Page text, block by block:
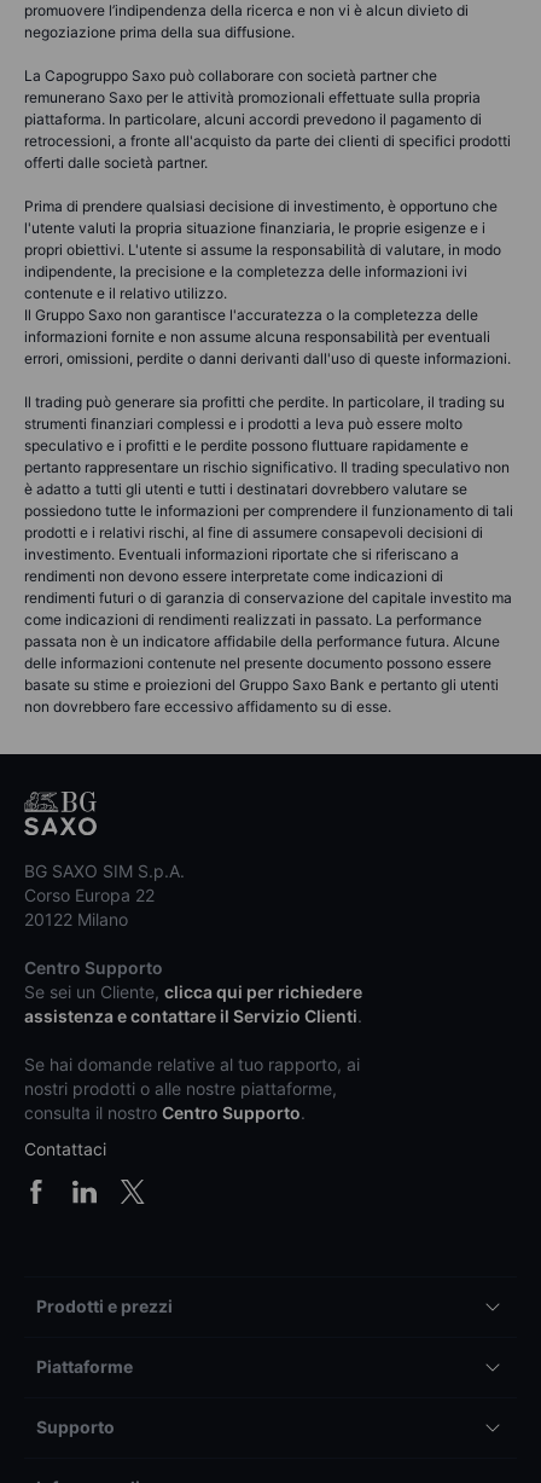
promuovere l’indipendenza della ricerca e non vi è alcun divieto di
negoziazione prima della sua diffusione.
La Capogruppo Saxo può collaborare con società partner che
remunerano Saxo per le attività promozionali effettuate sulla propria
piattaforma. In particolare, alcuni accordi prevedono il pagamento di
retrocessioni, a fronte all'acquisto da parte dei clienti di specifici prodotti
offerti dalle società partner.
Prima di prendere qualsiasi decisione di investimento, è opportuno che
l'utente valuti la propria situazione finanziaria, le proprie esigenze e i
propri obiettivi. L'utente si assume la responsabilità di valutare, in modo
indipendente, la precisione e la completezza delle informazioni ivi
contenute e il relativo utilizzo.
Il Gruppo Saxo non garantisce l'accuratezza o la completezza delle
informazioni fornite e non assume alcuna responsabilità per eventuali
errori, omissioni, perdite o danni derivanti dall'uso di queste informazioni.
Il trading può generare sia profitti che perdite. In particolare, il trading su
strumenti finanziari complessi e i prodotti a leva può essere molto
speculativo e i profitti e le perdite possono fluttuare rapidamente e
pertanto rappresentare un rischio significativo. Il trading speculativo non
è adatto a tutti gli utenti e tutti i destinatari dovrebbero valutare se
possiedono tutte le informazioni per comprendere il funzionamento di tali
prodotti e i relativi rischi, al fine di assumere consapevoli decisioni di
investimento. Eventuali informazioni riportate che si riferiscano a
rendimenti non devono essere interpretate come indicazioni di
rendimenti futuri o di garanzia di conservazione del capitale investito ma
come indicazioni di rendimenti realizzati in passato. La performance
passata non è un indicatore affidabile della performance futura. Alcune
delle informazioni contenute nel presente documento possono essere
basate su stime e proiezioni del Gruppo Saxo Bank e pertanto gli utenti
non dovrebbero fare eccessivo affidamento su di esse.
BG SAXO SIM S.p.A.
Corso Europa 22
20122 Milano
Centro Supporto
Se sei un Cliente, clicca qui per richiedere
assistenza e contattare il Servizio Clienti.
Se hai domande relative al tuo rapporto, ai
nostri prodotti o alle nostre piattaforme,
consulta il nostro Centro Supporto.
Contattaci
Prodotti e prezzi
Piattaforme
Supporto